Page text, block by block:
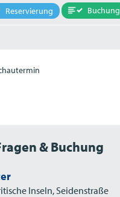
Reservierung Buchung
& Buchung
Inseln, Seidenstraße